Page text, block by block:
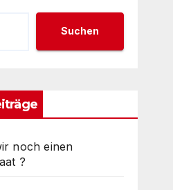
Suchen
noch einen
?